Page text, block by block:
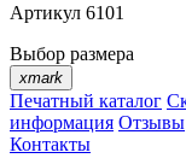
Артикул 6101
Выбор размера
xmark
Печатный каталог
информация Отзывы
Контакты